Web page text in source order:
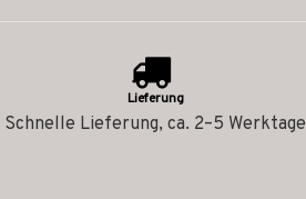
Lieferung
Schnelle Lieferung, ca. 2–5 Werktage